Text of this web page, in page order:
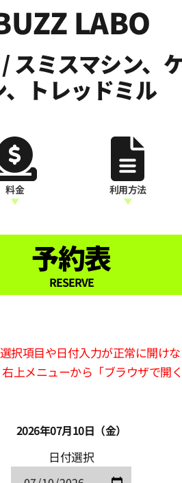
LABO
スミスマシン、
、トレッドミル
料金 利用方法
予約表
RESERVE
択項目や日付入力が正常に開け
上メニューから「ブラウザで開
2026年07月10日（金）
日付選択